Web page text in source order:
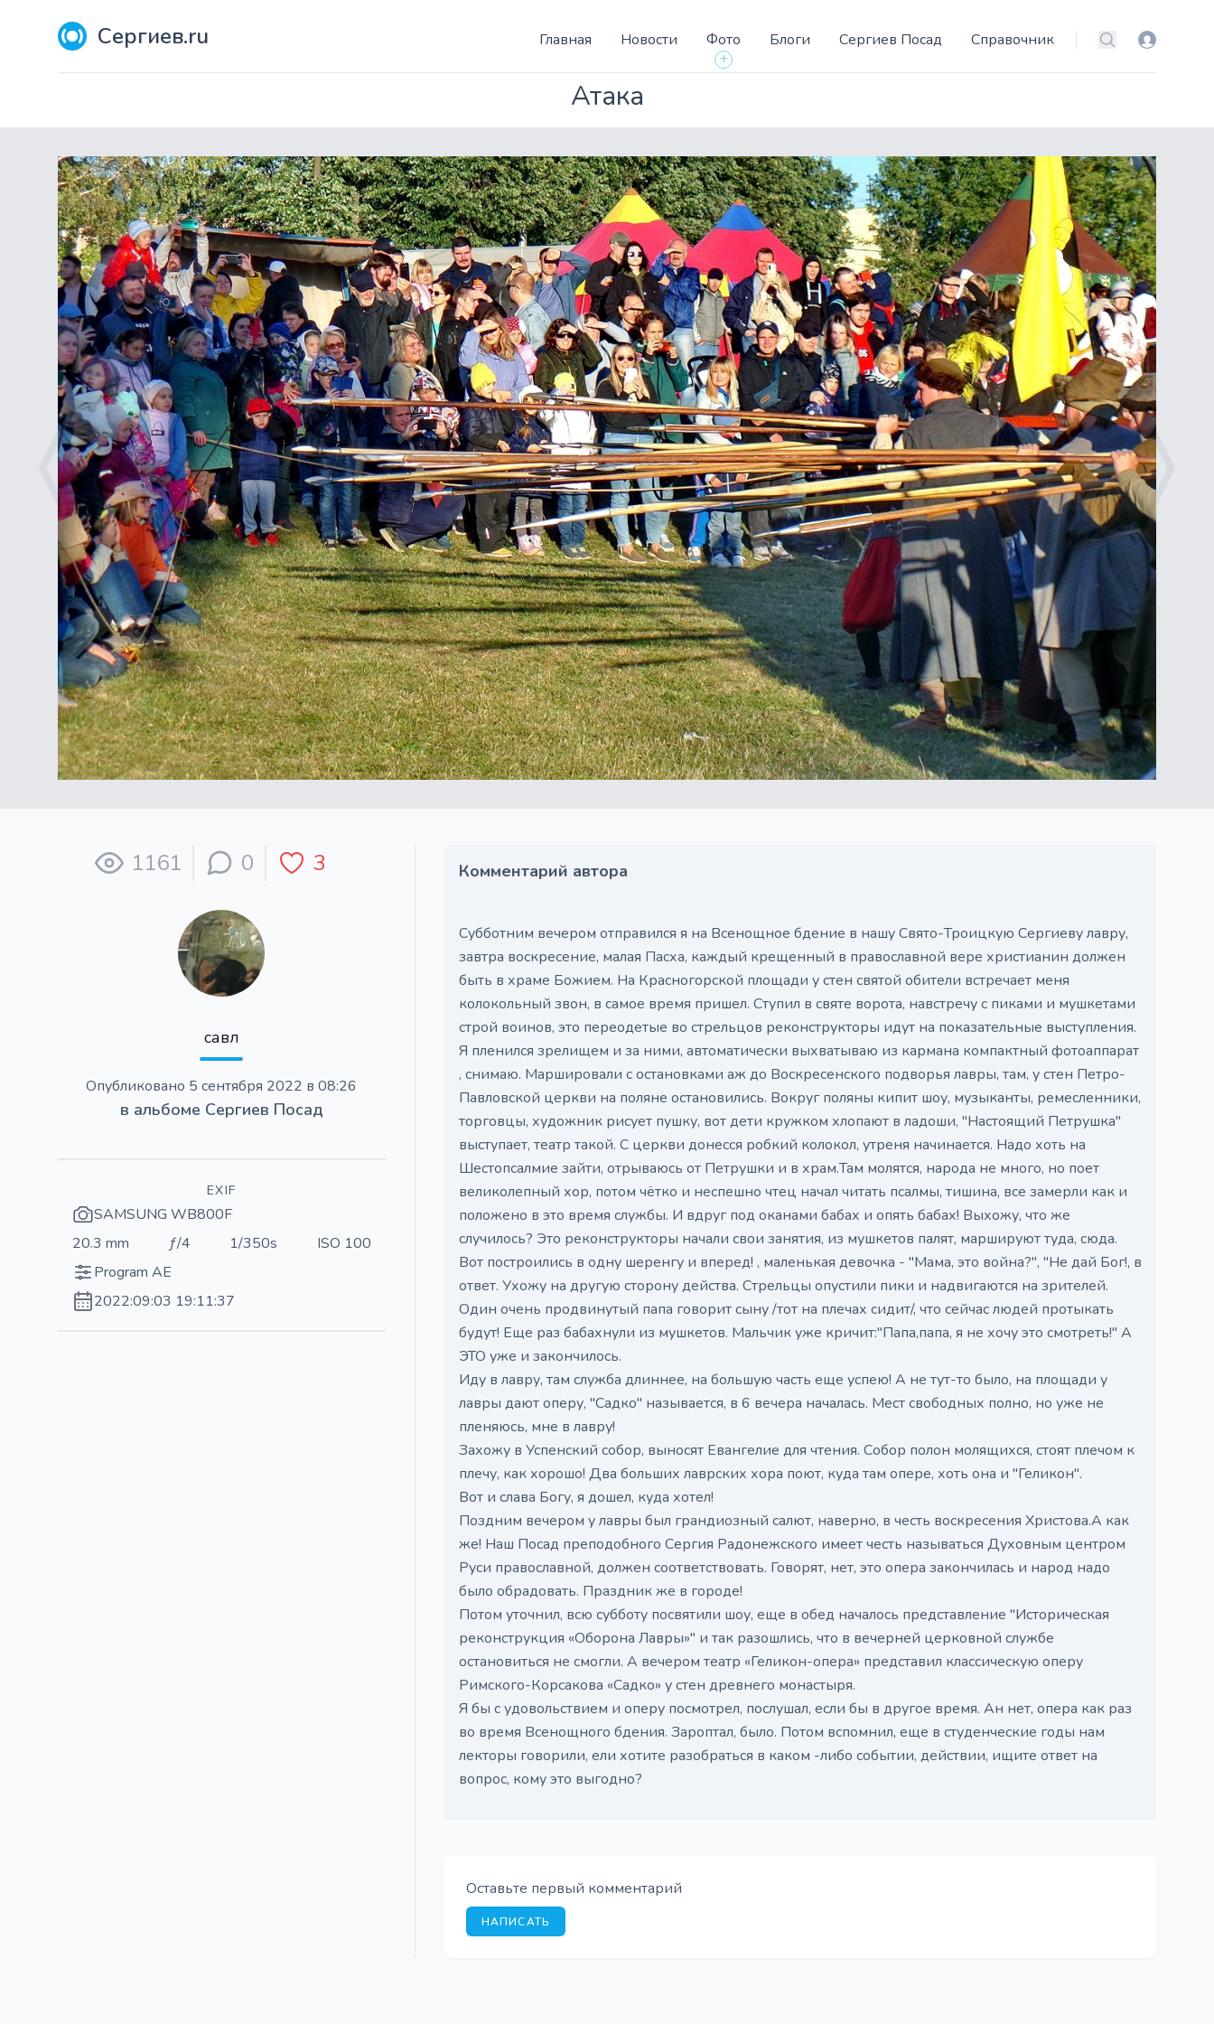
Сергиев.ru Главная Новости
Фото
+
Блоги Сергиев Посад Справочник Поиск Вход
Атака
1161 0 3
савл
Опубликовано 5 сентября 2022 в 08:26
в альбоме Сергиев Посад
EXIF
SAMSUNG WB800F
20.3 mm
ƒ/4 1/350s
ISO 100
Program AE
2022:09:03 19:11:37
Комментарий автора
Субботним вечером отправился я на Всенощное бдение в нашу Свято-Троицкую Сергиеву лавру,
завтра воскресение, малая Пасха, каждый крещенный в православной вере христианин должен
быть в храме Божием. На Красногорской площади у стен святой обители встречает меня
колокольный звон, в самое время пришел. Ступил в святе ворота, навстречу с пиками и мушкетами
строй воинов, это переодетые во стрельцов реконструкторы идут на показательные выступления.
Я пленился зрелищем и за ними, автоматически выхватываю из кармана компактный фотоаппарат
, снимаю. Маршировали с остановками аж до Воскресенского подворья лавры, там, у стен Петро-
Павловской церкви на поляне остановились. Вокруг поляны кипит шоу, музыканты, ремесленники,
торговцы, художник рисует пушку, вот дети кружком хлопают в ладоши, "Настоящий Петрушка"
выступает, театр такой. С церкви донесся робкий колокол, утреня начинается. Надо хоть на
Шестопсалмие зайти, отрываюсь от Петрушки и в храм.Там молятся, народа не много, но поет
великолепный хор, потом чётко и неспешно чтец начал читать псалмы, тишина, все замерли как и
положено в это время службы. И вдруг под оканами бабах и опять бабах! Выхожу, что же
случилось? Это реконструкторы начали свои занятия, из мушкетов палят, маршируют туда, сюда.
Вот построились в одну шеренгу и вперед! , маленькая девочка - "Мама, это война?", "Не дай Бог!, в
ответ. Ухожу на другую сторону действа. Стрельцы опустили пики и надвигаются на зрителей.
Один очень продвинутый папа говорит сыну /тот на плечах сидит/, что сейчас людей протыкать
будут! Еще раз бабахнули из мушкетов. Мальчик уже кричит:"Папа,папа, я не хочу это смотреть!" А
ЭТО уже и закончилось.
Иду в лавру, там служба длиннее, на большую часть еще успею! А не тут-то было, на площади у
лавры дают оперу, "Садко" называется, в 6 вечера началась. Мест свободных полно, но уже не
пленяюсь, мне в лавру!
Захожу в Успенский собор, выносят Евангелие для чтения. Собор полон молящихся, стоят плечом к
плечу, как хорошо! Два больших лаврских хора поют, куда там опере, хоть она и "Геликон".
Вот и слава Богу, я дошел, куда хотел!
Поздним вечером у лавры был грандиозный салют, наверно, в честь воскресения Христова.А как
же! Наш Посад преподобного Сергия Радонежского имеет честь называться Духовным центром
Руси православной, должен соответствовать. Говорят, нет, это опера закончилась и народ надо
было обрадовать. Праздник же в городе!
Потом уточнил, всю субботу посвятили шоу, еще в обед началось представление "Историческая
реконструкция «Оборона Лавры»" и так разошлись, что в вечерней церковной службе
остановиться не смогли. А вечером театр «Геликон-опера» представил классическую оперу
Римского-Корсакова «Садко» у стен древнего монастыря.
Я бы с удовольствием и оперу посмотрел, послушал, если бы в другое время. Ан нет, опера как раз
во время Всенощного бдения. Зароптал, было. Потом вспомнил, еще в студенческие годы нам
лекторы говорили, ели хотите разобраться в каком -либо событии, действии, ищите ответ на
вопрос, кому это выгодно?
Оставьте первый комментарий
НАПИСАТЬ